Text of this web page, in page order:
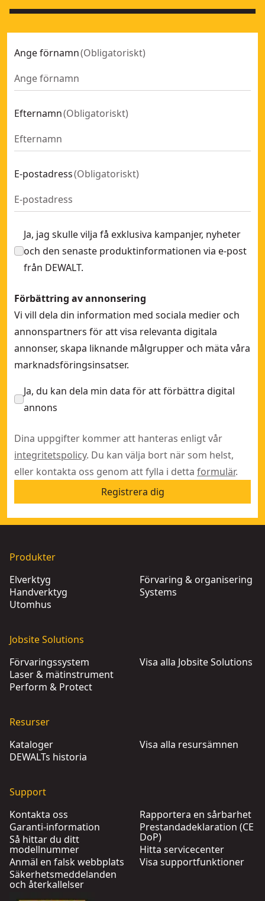
Ange förnamn(Obligatoriskt)
Efternamn(Obligatoriskt)
E-postadress(Obligatoriskt)
Ja, jag skulle vilja få exklusiva kampanjer, nyheter
och den senaste produktinformationen via e-post
från DEWALT.
Förbättring av annonsering
Vi vill dela din information med sociala medier och
annonspartners för att visa relevanta digitala
annonser, skapa liknande målgrupper och mäta våra
marknadsföringsinsatser.
Ja, du kan dela min data för att förbättra digital
annons
Dina uppgifter kommer att hanteras enligt vår
integritetspolicy. Du kan välja bort när som helst,
eller kontakta oss genom att fylla i detta formulär.
Registrera dig
Produkter
Elverktyg
Handverktyg
Utomhus
Förvaring & organisering
Systems
Jobsite Solutions
Förvaringssystem
Laser & mätinstrument
Perform & Protect
Visa alla Jobsite Solutions
Resurser
Kataloger
DEWALTs historia
Visa alla resursämnen
Support
Kontakta oss
Garanti-information
Så hittar du ditt
modellnummer
Anmäl en falsk webbplats
Säkerhetsmeddelanden
och återkallelser
Rapportera en sårbarhet
Prestandadeklaration (CE
DoP)
Hitta servicecenter
Visa supportfunktioner